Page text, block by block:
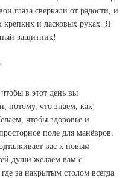
глаза сверкали от радости, и
крепких и ласковых руках. Я
защитник!
в этот день вы
потому, что знаем, как
чтобы здоровье и
поле для манёвров.
вас к новым
души желаем вам с
за накрытым столом всегда